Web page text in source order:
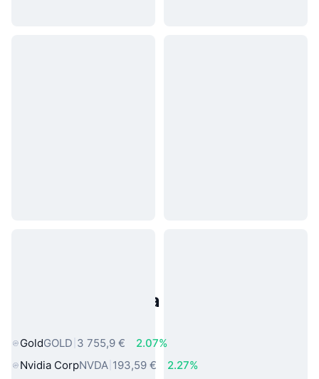
Populárne aktíva z reálneho
GoldGOLD 3 755,9 €
2.07%
Nvidia CorpNVDA 193,59 €
2.27%